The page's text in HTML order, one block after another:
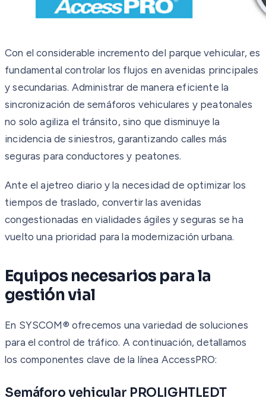
Con el considerable incremento del parque vehicular, es
fundamental controlar los flujos en avenidas principales
y secundarias. Administrar de manera eficiente la
sincronización de semáforos vehiculares y peatonales
no solo agiliza el tránsito, sino que disminuye la
incidencia de siniestros, garantizando calles más
seguras para conductores y peatones.
Ante el ajetreo diario y la necesidad de optimizar los
tiempos de traslado, convertir las avenidas
congestionadas en vialidades ágiles y seguras se ha
vuelto una prioridad para la modernización urbana.
Equipos necesarios para la
gestión vial
En SYSCOM® ofrecemos una variedad de soluciones
para el control de tráfico. A continuación, detallamos
los componentes clave de la línea AccessPRO:
Semáforo vehicular PROLIGHTLEDT